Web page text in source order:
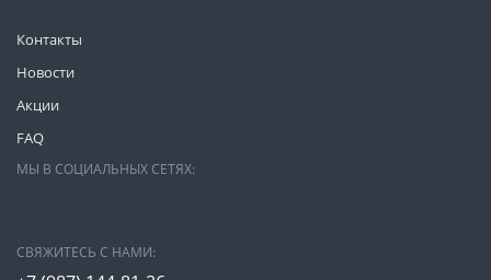
Контакты
Новости
Акции
FAQ
МЫ В СОЦИАЛЬНЫХ СЕТЯХ:
СВЯЖИТЕСЬ С НАМИ: